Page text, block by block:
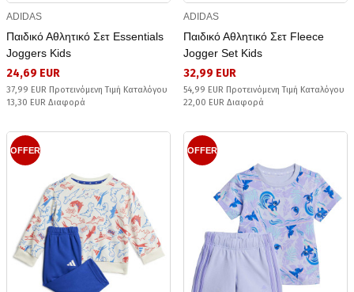
ADIDAS
Παιδικό Αθλητικό Σετ Essentials
Joggers Kids
24,69 EUR
37,99 EUR Προτεινόμενη Τιμή Καταλόγου
13,30 EUR Διαφορά
ADIDAS
Παιδικό Αθλητικό Σετ Fleece
Jogger Set Kids
32,99 EUR
54,99 EUR Προτεινόμενη Τιμή Καταλόγου
22,00 EUR Διαφορά
OFFER OFFER